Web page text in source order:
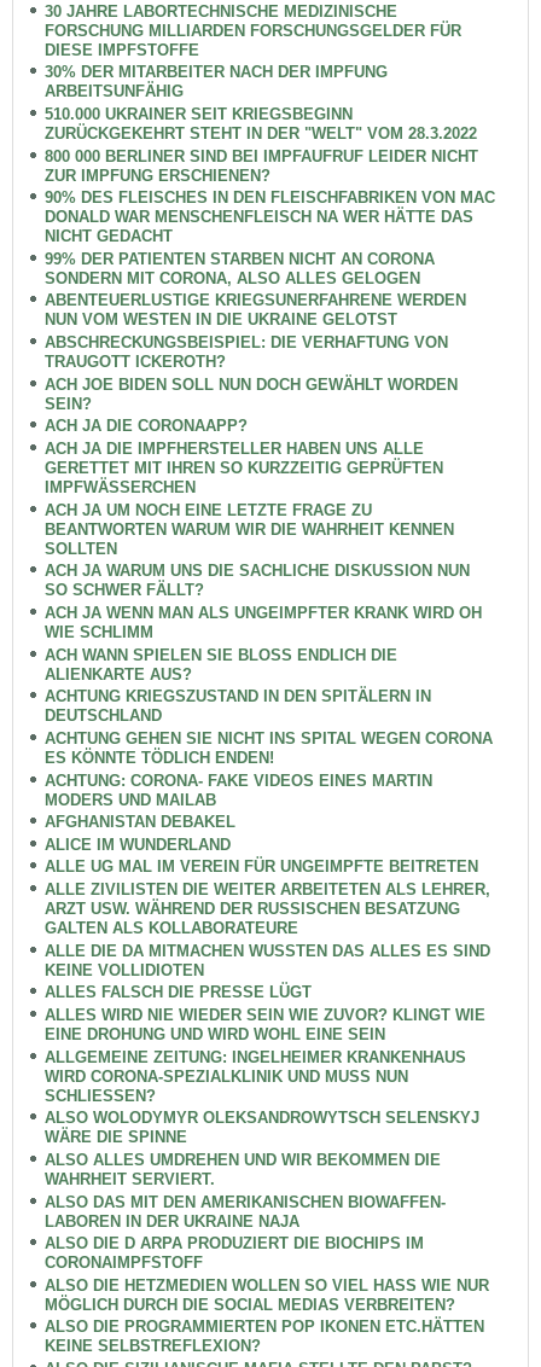
30 JAHRE LABORTECHNISCHE MEDIZINISCHE
FORSCHUNG MILLIARDEN FORSCHUNGSGELDER FÜR
DIESE IMPFSTOFFE
30% DER MITARBEITER NACH DER IMPFUNG
ARBEITSUNFÄHIG
510.000 UKRAINER SEIT KRIEGSBEGINN
ZURÜCKGEKEHRT STEHT IN DER "WELT" VOM 28.3.2022
800 000 BERLINER SIND BEI IMPFAUFRUF LEIDER NICHT
ZUR IMPFUNG ERSCHIENEN?
90% DES FLEISCHES IN DEN FLEISCHFABRIKEN VON MAC
DONALD WAR MENSCHENFLEISCH NA WER HÄTTE DAS
NICHT GEDACHT
99% DER PATIENTEN STARBEN NICHT AN CORONA
SONDERN MIT CORONA, ALSO ALLES GELOGEN
ABENTEUERLUSTIGE KRIEGSUNERFAHRENE WERDEN
NUN VOM WESTEN IN DIE UKRAINE GELOTST
ABSCHRECKUNGSBEISPIEL: DIE VERHAFTUNG VON
TRAUGOTT ICKEROTH?
ACH JOE BIDEN SOLL NUN DOCH GEWÄHLT WORDEN
SEIN?
ACH JA DIE CORONAAPP?
ACH JA DIE IMPFHERSTELLER HABEN UNS ALLE
GERETTET MIT IHREN SO KURZZEITIG GEPRÜFTEN
IMPFWÄSSERCHEN
ACH JA UM NOCH EINE LETZTE FRAGE ZU
BEANTWORTEN WARUM WIR DIE WAHRHEIT KENNEN
SOLLTEN
ACH JA WARUM UNS DIE SACHLICHE DISKUSSION NUN
SO SCHWER FÄLLT?
ACH JA WENN MAN ALS UNGEIMPFTER KRANK WIRD OH
WIE SCHLIMM
ACH WANN SPIELEN SIE BLOSS ENDLICH DIE
ALIENKARTE AUS?
ACHTUNG KRIEGSZUSTAND IN DEN SPITÄLERN IN
DEUTSCHLAND
ACHTUNG GEHEN SIE NICHT INS SPITAL WEGEN CORONA
ES KÖNNTE TÖDLICH ENDEN!
ACHTUNG: CORONA- FAKE VIDEOS EINES MARTIN
MODERS UND MAILAB
AFGHANISTAN DEBAKEL
ALICE IM WUNDERLAND
ALLE UG MAL IM VEREIN FÜR UNGEIMPFTE BEITRETEN
ALLE ZIVILISTEN DIE WEITER ARBEITETEN ALS LEHRER,
ARZT USW. WÄHREND DER RUSSISCHEN BESATZUNG
GALTEN ALS KOLLABORATEURE
ALLE DIE DA MITMACHEN WUSSTEN DAS ALLES ES SIND
KEINE VOLLIDIOTEN
ALLES FALSCH DIE PRESSE LÜGT
ALLES WIRD NIE WIEDER SEIN WIE ZUVOR? KLINGT WIE
EINE DROHUNG UND WIRD WOHL EINE SEIN
ALLGEMEINE ZEITUNG: INGELHEIMER KRANKENHAUS
WIRD CORONA-SPEZIALKLINIK UND MUSS NUN
SCHLIESSEN?
ALSO WOLODYMYR OLEKSANDROWYTSCH SELENSKYJ
WÄRE DIE SPINNE
ALSO ALLES UMDREHEN UND WIR BEKOMMEN DIE
WAHRHEIT SERVIERT.
ALSO DAS MIT DEN AMERIKANISCHEN BIOWAFFEN-
LABOREN IN DER UKRAINE NAJA
ALSO DIE D ARPA PRODUZIERT DIE BIOCHIPS IM
CORONAIMPFSTOFF
ALSO DIE HETZMEDIEN WOLLEN SO VIEL HASS WIE NUR
MÖGLICH DURCH DIE SOCIAL MEDIAS VERBREITEN?
ALSO DIE PROGRAMMIERTEN POP IKONEN ETC.HÄTTEN
KEINE SELBSTREFLEXION?